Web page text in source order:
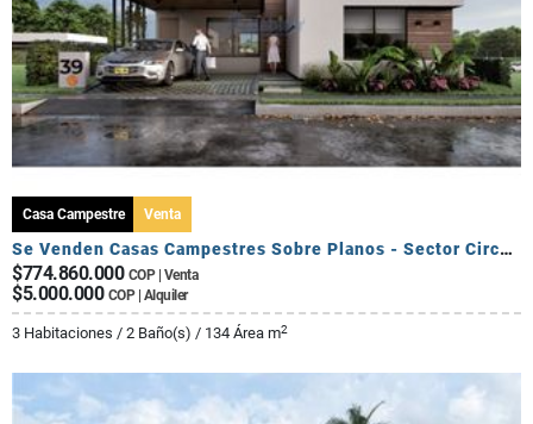
Casa Campestre Venta
Se Venden Casas Campestres Sobre Planos - Sector Circasia
$774.860.000 COP | Venta
$5.000.000 COP | Alquiler
3 Habitaciones / 2 Baño(s) / 134 Área m2